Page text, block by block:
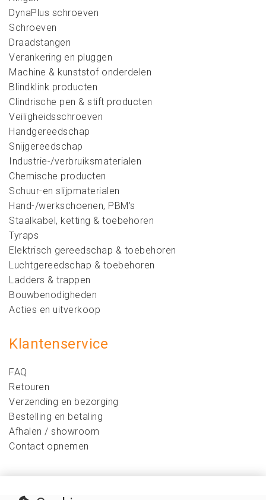
DynaPlus schroeven
Schroeven
Draadstangen
Verankering en pluggen
Machine & kunststof onderdelen
Blindklink producten
Clindrische pen & stift producten
Veiligheidsschroeven
Handgereedschap
Snijgereedschap
Industrie-/verbruiksmaterialen
Chemische producten
Schuur-en slijpmaterialen
Hand-/werkschoenen, PBM's
Staalkabel, ketting & toebehoren
Tyraps
Elektrisch gereedschap & toebehoren
Luchtgereedschap & toebehoren
Ladders & trappen
Bouwbenodigheden
Acties en uitverkoop
Klantenservice
FAQ
Retouren
Verzending en bezorging
Bestelling en betaling
Afhalen / showroom
Contact opnemen